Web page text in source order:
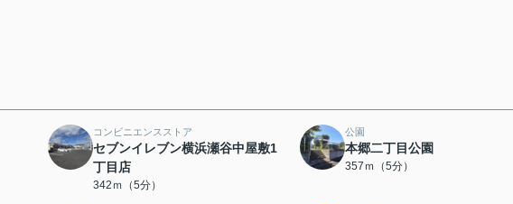
コンビニエンスストア
セブンイレブン横浜瀬谷中屋敷1
丁目店
342ｍ（5分）
公園
本郷二丁目公園
357ｍ（5分）